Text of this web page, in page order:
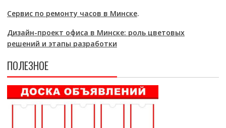
Сервис по ремонту часов в Минске.
Дизайн-проект офиса в Минске: роль цветовых
решений и этапы разработки
ПОЛЕЗНОЕ